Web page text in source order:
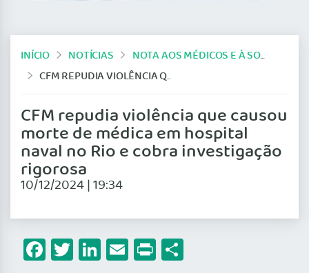
INÍCIO NOTÍCIAS
NOTA AOS MÉDICOS E À SOCIEDADE
CFM REPUDIA VIOLÊNCIA QUE CAUSOU MORTE DE MÉDICA EM HOSPITAL NAVAL NO RIO E COBRA INVESTIGAÇÃO RIGOROSA
CFM repudia violência que causou
morte de médica em hospital
naval no Rio e cobra investigação
rigorosa
10/12/2024 | 19:34
Facebook
Twitter
LinkedIn
Email
Print